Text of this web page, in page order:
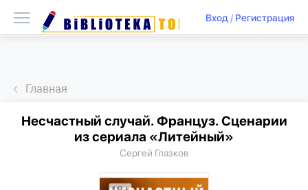
Вход/ Регистрация
Главная
Несчастный случай. Француз. Сценарии
из сериала «Литейный»
Сергей Глазков